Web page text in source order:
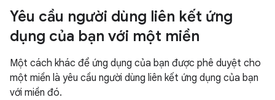
Yêu cầu người dùng liên kết ứng
dụng của bạn với một miền
Một cách khác để ứng dụng của bạn được phê duyệt cho
một miền là yêu cầu người dùng liên kết ứng dụng của bạn
với miền đó.